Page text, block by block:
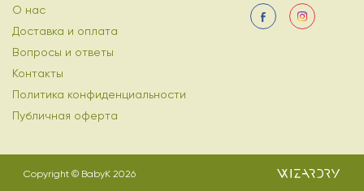
О нас
Доставка и оплата
Вопросы и ответы
Контакты
Политика конфиденциальности
Публичная оферта
Copyright © BabyK 2026